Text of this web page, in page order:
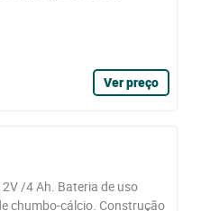
Ver preço
/4 Ah. Bateria de uso
chumbo-cálcio. Construção